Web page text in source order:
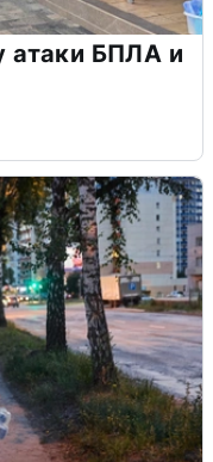
атаки БПЛА и